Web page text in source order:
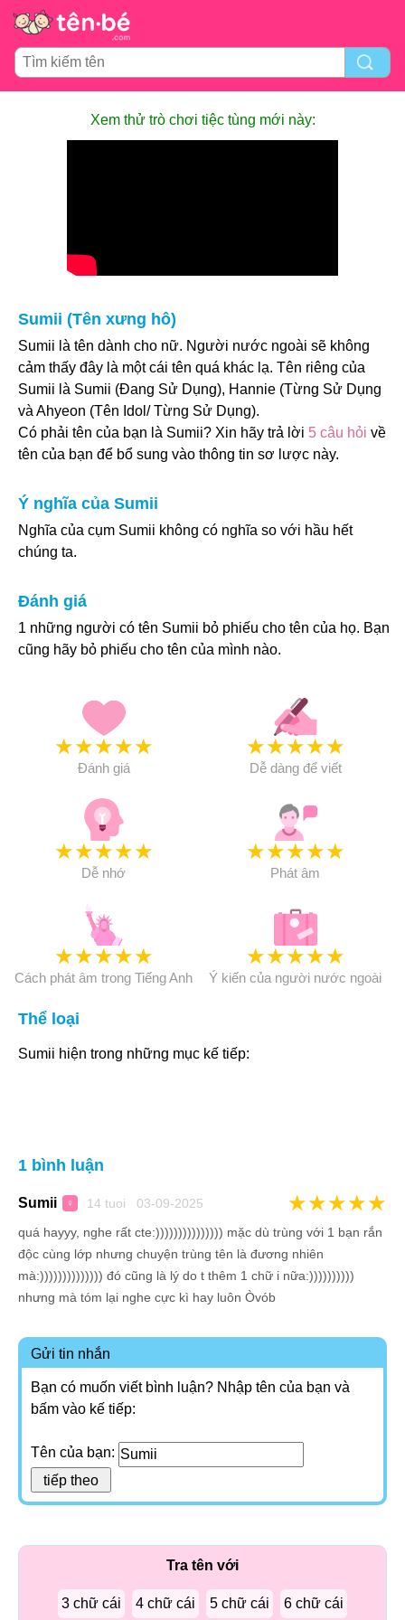
Xem thử trò chơi tiệc tùng mới này:
Sumii (Tên xưng hô)
Sumii là tên dành cho nữ. Người nước ngoài sẽ không
cảm thấy đây là một cái tên quá khác lạ. Tên riêng của
Sumii là Sumii (Đang Sử Dụng), Hannie (Từng Sử Dụng
và Ahyeon (Tên Idol/ Từng Sử Dụng).
Có phải tên của bạn là Sumii? Xin hãy trả lời 5 câu hỏi về
tên của bạn để bổ sung vào thông tin sơ lược này.
Ý nghĩa của Sumii
Nghĩa của cụm Sumii không có nghĩa so với hầu hết
chúng ta.
Đánh giá
1 những người có tên Sumii bỏ phiếu cho tên của họ. Bạn
cũng hãy bỏ phiếu cho tên của mình nào.
★★★★★
Đánh giá
★★★★★
Dễ dàng để viết
★★★★★
Dễ nhớ
★★★★★
Phát âm
★★★★★
Cách phát âm trong Tiếng Anh
★★★★★
Ý kiến của người nước ngoài
Thể loại
Sumii hiện trong những mục kế tiếp:
1 bình luận
Sumii ♀ 14 tuoi 03-09-2025 ★★★★★
quá hayyy, nghe rất cte:))))))))))))))) mặc dù trùng với 1 bạn rắn
độc cùng lớp nhưng chuyện trùng tên là đương nhiên
mà:)))))))))))))) đó cũng là lý do t thêm 1 chữ i nữa:))))))))))
nhưng mà tóm lại nghe cực kì hay luôn Òvób
Gửi tin nhắn
Bạn có muốn viết bình luận? Nhập tên của bạn và
bấm vào kế tiếp:
Tên của bạn:
Tra tên với
3 chữ cái 4 chữ cái 5 chữ cái 6 chữ cái